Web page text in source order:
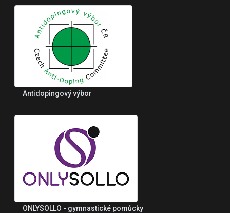
Antidopingový výbor
ONLYSOLLO - gymnastické pomůcky